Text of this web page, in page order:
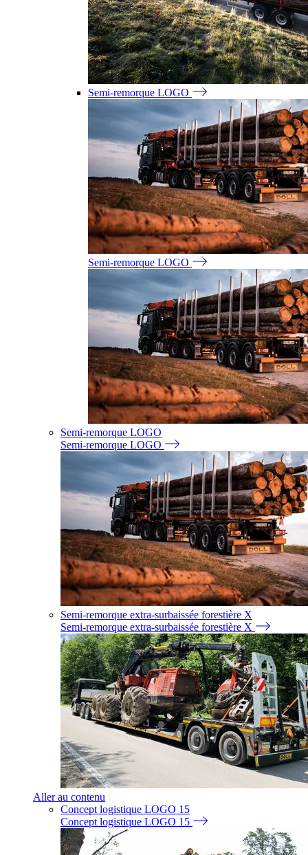
Semi-remorque LOGO
Semi-remorque LOGO
Semi-remorque LOGO
Semi-remorque LOGO
Semi-remorque extra-surbaissée forestière X
Semi-remorque extra-surbaissée forestière X
Aller au contenu
Concept logistique LOGO 15
Concept logistique LOGO 15